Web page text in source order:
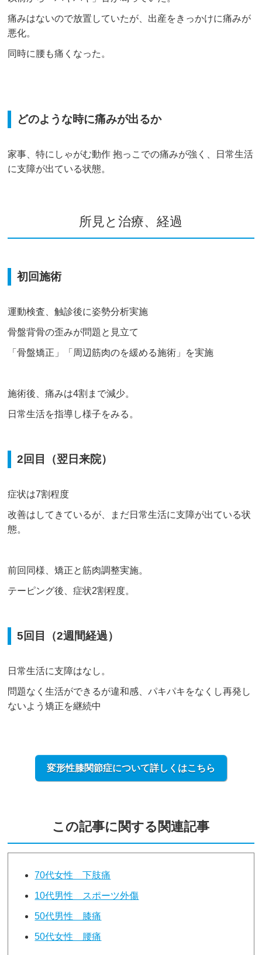
痛みはないので放置していたが、出産をきっかけに痛みが
悪化。
同時に腰も痛くなった。
どのような時に痛みが出るか
家事、特にしゃがむ動作 抱っこでの痛みが強く、日常生活
に支障が出ている状態。
所見と治療、経過
初回施術
運動検査、触診後に姿勢分析実施
骨盤背骨の歪みが問題と見立て
「骨盤矯正」「周辺筋肉のを緩める施術」を実施
施術後、痛みは4割まで減少。
日常生活を指導し様子をみる。
2回目（翌日来院）
症状は7割程度
改善はしてきているが、まだ日常生活に支障が出ている状
態。
前回同様、矯正と筋肉調整実施。
テーピング後、症状2割程度。
5回目（2週間経過）
日常生活に支障はなし。
問題なく生活ができるが違和感、パキパキをなくし再発し
ないよう矯正を継続中
変形性膝関節症について詳しくはこちら
この記事に関する関連記事
70代女性 下肢痛
10代男性 スポーツ外傷
50代男性 膝痛
50代女性 腰痛